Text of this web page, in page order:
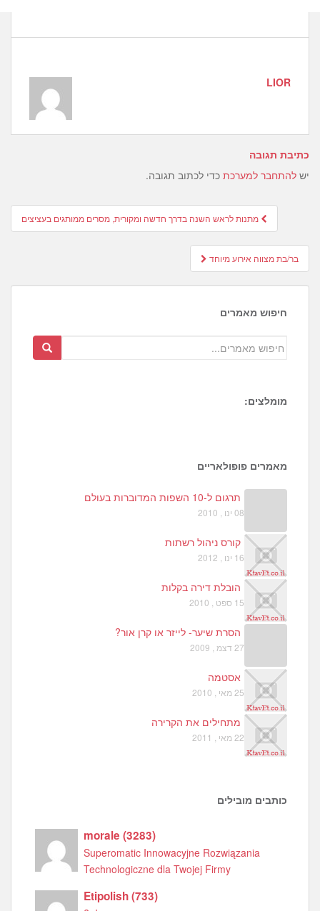
LIOR
כתיבת תגובה
יש להתחבר למערכת כדי לכתוב תגובה.
Post
navigation
מתנות לראש השנה בדרך חדשה ומקורית, מסרים ממותגים בעציצים
בר/בת מצווה אירוע מיוחד
חיפוש מאמרים
מומלצים:
מאמרים פופולאריים
תרגום ל-10 השפות המדוברות בעולם
08 ינו , 2010
קורס ניהול רשתות
16 ינו , 2012
הובלת דירה בקלות
15 ספט , 2010
הסרת שיער- לייזר או קרן אור?
27 דצמ , 2009
אסטמה
25 מאי , 2010
מתחילים את הקרירה
22 מאי , 2011
כותבים מובילים
morale(3283)
Superomatic Innowacyjne Rozwiązania
Technologiczne dla Twojej Firmy
Etipolish(733)